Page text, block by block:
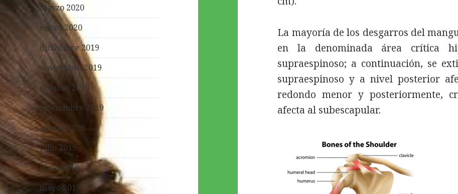
marzo 2020
enero 2020
diciembre 2019
noviembre 2019
octubre 2019
septiembre 2019
agosto 2019
julio 2019
junio 2019
mayo 2019
La mayoría de los desgarros del
en la denominada área crítica
supraespinoso; a continuación, se
supraespinoso y a nivel posterior
redondo menor y posteriormente,
afecta al subescapular.